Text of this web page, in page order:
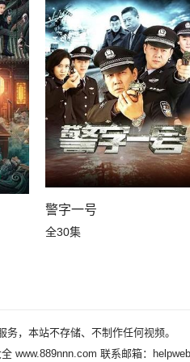
警字一号
全30集
务，本站不存储、不制作任何视频。
www.889nnn.com 联系邮箱：